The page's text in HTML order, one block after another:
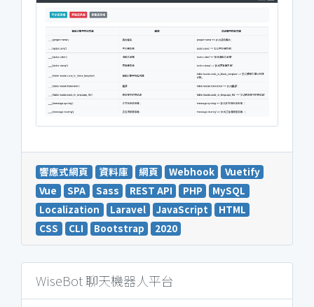
響應式網頁 資料庫 網頁 Webhook
Vuetify
Vue
SPA Sass REST API PHP
MySQL
Localization
Laravel JavaScript
HTML
CSS
CLI Bootstrap 2020
WiseBot 聊天機器人平台